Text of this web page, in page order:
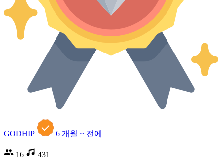
GODHIP 6 개월 ~ 전에
16 431